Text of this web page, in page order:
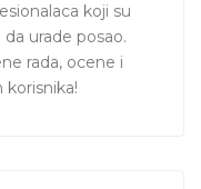
koji su
urade posao.
rada, ocene i